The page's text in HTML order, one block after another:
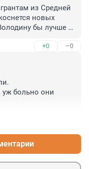
из Средней
новых
бы лучше
+0 –0
больно они